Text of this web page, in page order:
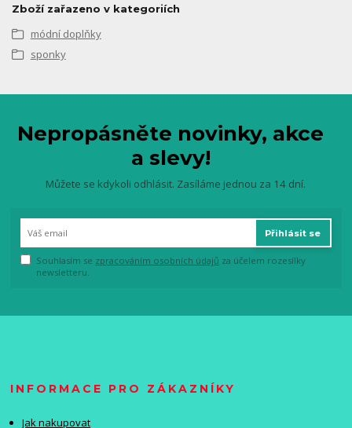
Zboží zařazeno v kategoriích
módní doplňky
sponky
Nepropásněte novinky, akce
a slevy!
Můžete se kdykoli odhlásit. Zasíláme jednou za 14 dní.
Přihlásit se
Souhlasím se zpracováním osobních údajů za účelem rozesílky
newsletteru.
INFORMACE PRO ZÁKAZNÍKY
Jak nakupovat